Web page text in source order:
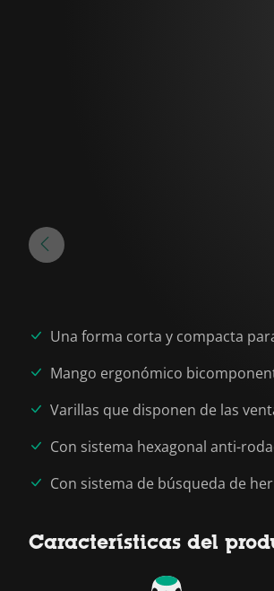
Una forma corta y compacta
Mango ergonómico
Varillas que disponen de las
Con sistema hexagonal anti-
Con sistema de búsqueda de
Características del